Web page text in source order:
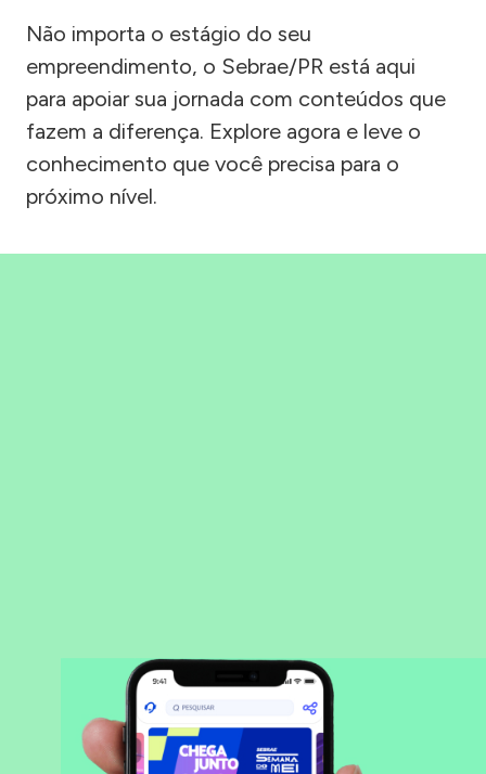
Não importa o estágio do seu
empreendimento, o Sebrae/PR está aqui
para apoiar sua jornada com conteúdos que
fazem a diferença. Explore agora e leve o
conhecimento que você precisa para o
próximo nível.